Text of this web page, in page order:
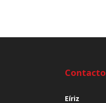
Contacto
Eíriz